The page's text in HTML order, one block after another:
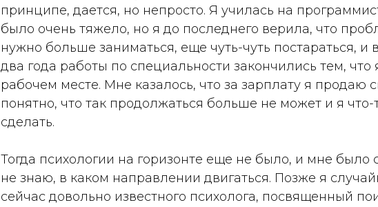
принципе, дается, но непросто. Я училась на
было очень тяжело, но я до последнего верила, что
нужно больше заниматься, еще чуть-чуть постараться, и
два года работы по специальности закончились тем, что
рабочем месте. Мне казалось, что за зарплату я продаю
понятно, что так продолжаться больше не может и я
сделать.
Тогда психологии на горизонте еще не было, и мне было
не знаю, в каком направлении двигаться. Позже я
сейчас довольно известного психолога, посвященный